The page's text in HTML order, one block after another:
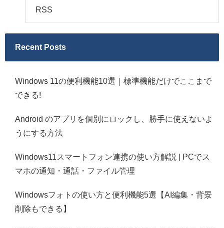
RSS
Recent Posts
Windows 11の便利機能10選｜標準機能だけでここまで
できる!
Android のアプリを個別にロックし、勝手に使えないよ
うにする方法
Windows11スマートフォン連携の使い方解説 | PCでス
マホの通知・通話・ファイル管理
Windowsフォトの使い方と便利機能5選【AI編集・背景
削除もできる】